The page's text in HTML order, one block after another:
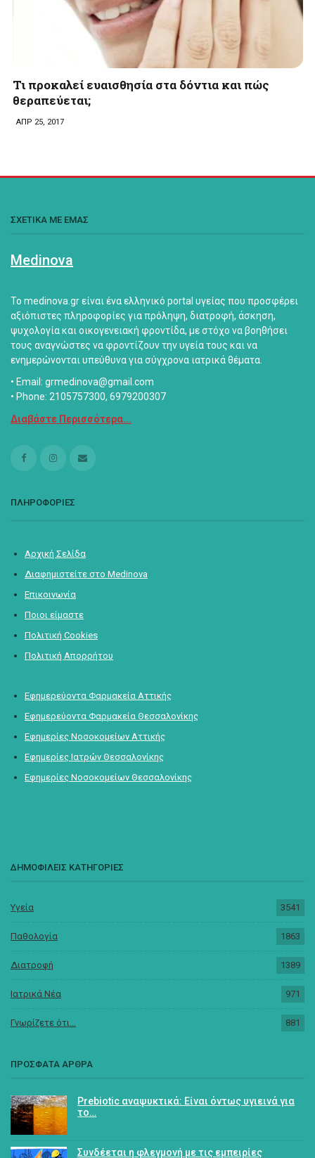
Τι προκαλεί ευαισθησία στα δόντια και πώς
θεραπεύεται;
ΑΠΡ 25, 2017
ΣΧΕΤΙΚΑ ΜΕ ΕΜΑΣ
Medinova
Το medinova.gr είναι ένα ελληνικό portal υγείας που προσφέρει
αξιόπιστες πληροφορίες για πρόληψη, διατροφή, άσκηση,
ψυχολογία και οικογενειακή φροντίδα, με στόχο να βοηθήσει
τους αναγνώστες να φροντίζουν την υγεία τους και να
ενημερώνονται υπεύθυνα για σύγχρονα ιατρικά θέματα.
• Email: grmedinova@gmail.com
• Phone: 2105757300, 6979200307
Διαβάστε Περισσότερα...
ΠΛΗΡΟΦΟΡΙΕΣ
Αρχική Σελίδα
Διαφημιστείτε στο Medinova
Επικοινωνία
Ποιοι είμαστε
Πολιτική Cookies
Πολιτική Απορρήτου
Εφημερεύοντα Φαρμακεία Αττικής
Εφημερεύοντα Φαρμακεία Θεσσαλονίκης
Εφημερίες Νοσοκομείων Αττικής
Εφημερίες Ιατρών Θεσσαλονίκης
Εφημερίες Νοσοκομείων Θεσσαλονίκης
ΔΗΜΟΦΙΛΕΙΣ ΚΑΤΗΓΟΡΙΕΣ
Υγεία 3541
Παθολογία 1863
Διατροφή 1389
Ιατρικά Νέα 971
Γνωρίζετε ότι... 881
ΠΡΟΣΦΑΤΑ ΑΡΘΡΑ
Prebiotic αναψυκτικά: Είναι όντως υγιεινά για
το…
Συνδέεται η φλεγμονή με τις εμπειρίες